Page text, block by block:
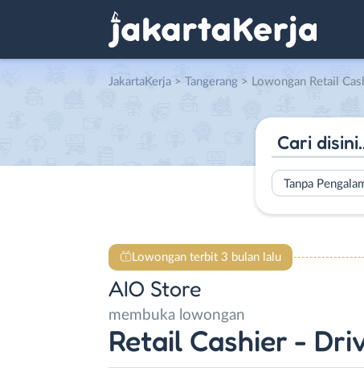
JakartaKerja > Tangerang > Lowongan Retail Cashier –
Tanpa
Lowongan terbit 3 bulan lalu
AIO Store
membuka lowongan
Retail Cashier -